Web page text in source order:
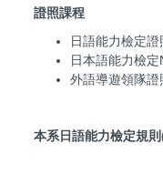
證照課程
日語能力檢定證
日本語能力檢定
外語導遊領隊證
本系日語能力檢定規